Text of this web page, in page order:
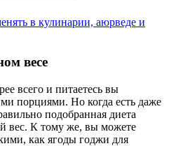
в кулинарии, аюрведе и
весе
всего и питаетесь вы
порциями. Но когда есть даже
подобранная диета
вес. К тому же, вы можете
как ягоды годжи для